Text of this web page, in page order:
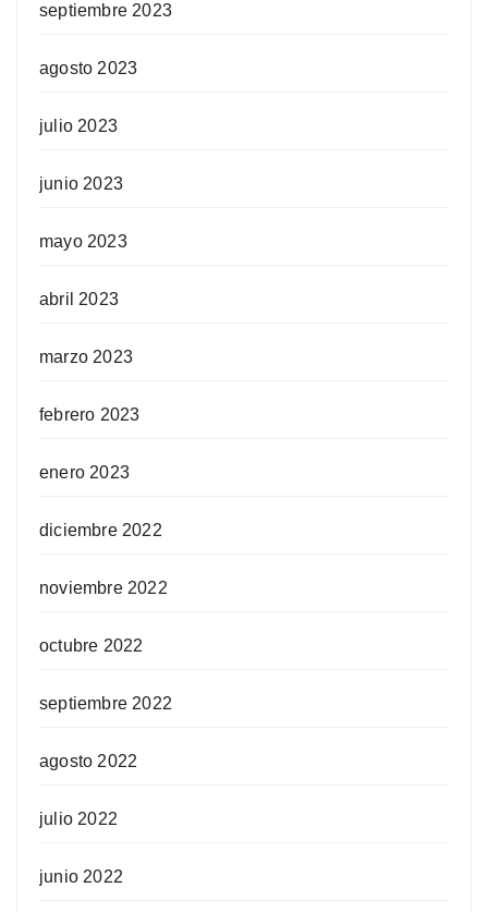
septiembre 2023
agosto 2023
julio 2023
junio 2023
mayo 2023
abril 2023
marzo 2023
febrero 2023
enero 2023
diciembre 2022
noviembre 2022
octubre 2022
septiembre 2022
agosto 2022
julio 2022
junio 2022